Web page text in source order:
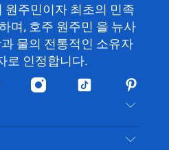
원주민이자 최초의 민족
며, 호주 원주민 을 뉴사
물의 전통적인 소유자
로 인정합니다.
인
타
틱
핀
터
레
스